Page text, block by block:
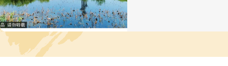
南园西北部的体育园，